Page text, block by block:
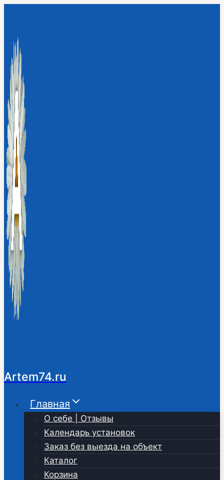
содержимому
Artem74.ru
Главная
О себе | Отзывы
Календарь установок
Заказ без выезда на объект
Каталог
Корзина